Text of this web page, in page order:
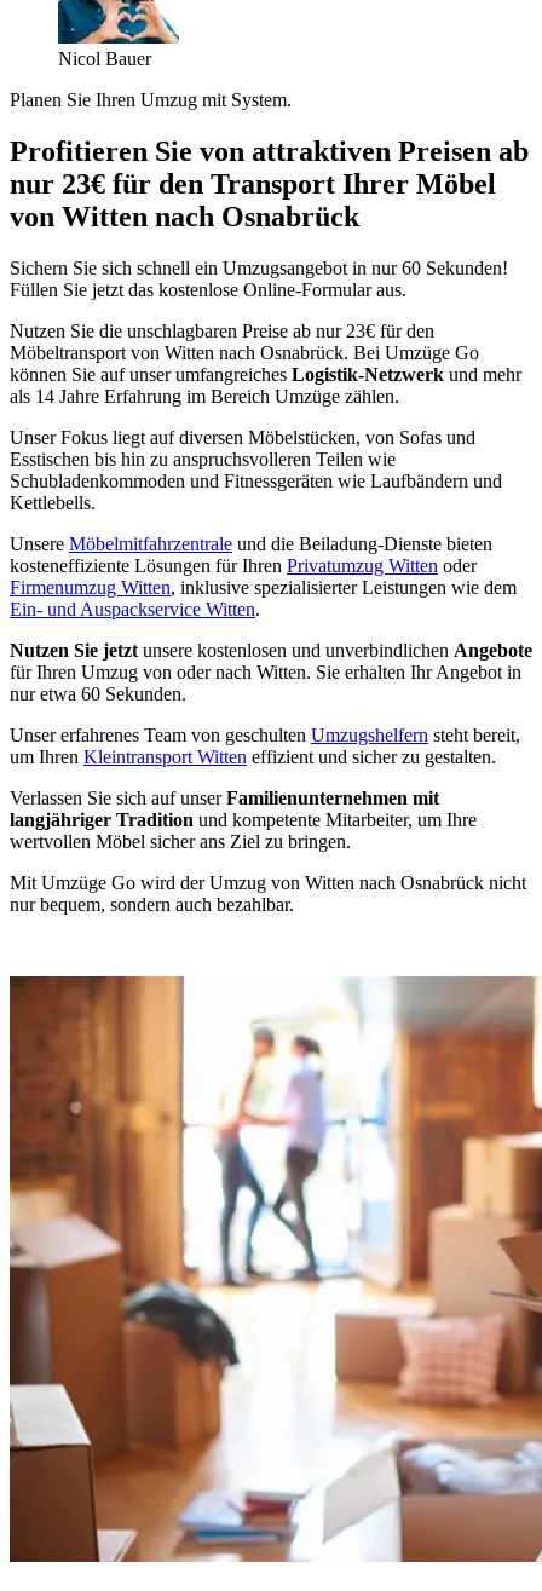
Nicol Bauer
Planen Sie Ihren Umzug mit System.
Profitieren Sie von attraktiven Preisen ab
nur 23€ für den Transport Ihrer Möbel
von Witten nach Osnabrück
Sichern Sie sich schnell ein Umzugsangebot in nur 60 Sekunden!
Füllen Sie jetzt das kostenlose Online-Formular aus.
Nutzen Sie die unschlagbaren Preise ab nur 23€ für den
Möbeltransport von Witten nach Osnabrück. Bei Umzüge Go
können Sie auf unser umfangreiches Logistik-Netzwerk und mehr
als 14 Jahre Erfahrung im Bereich Umzüge zählen.
Unser Fokus liegt auf diversen Möbelstücken, von Sofas und
Esstischen bis hin zu anspruchsvolleren Teilen wie
Schubladenkommoden und Fitnessgeräten wie Laufbändern und
Kettlebells.
Unsere Möbelmitfahrzentrale und die Beiladung-Dienste bieten
kosteneffiziente Lösungen für Ihren Privatumzug Witten oder
Firmenumzug Witten, inklusive spezialisierter Leistungen wie dem
Ein- und Auspackservice Witten.
Nutzen Sie jetzt unsere kostenlosen und unverbindlichen Angebote
für Ihren Umzug von oder nach Witten. Sie erhalten Ihr Angebot in
nur etwa 60 Sekunden.
Unser erfahrenes Team von geschulten Umzugshelfern steht bereit,
um Ihren Kleintransport Witten effizient und sicher zu gestalten.
Verlassen Sie sich auf unserFamilienunternehmen mit
langjähriger Tradition und kompetente Mitarbeiter, um Ihre
wertvollen Möbel sicher ans Ziel zu bringen.
Mit Umzüge Go wird der Umzug von Witten nach Osnabrück nicht
nur bequem, sondern auch bezahlbar.